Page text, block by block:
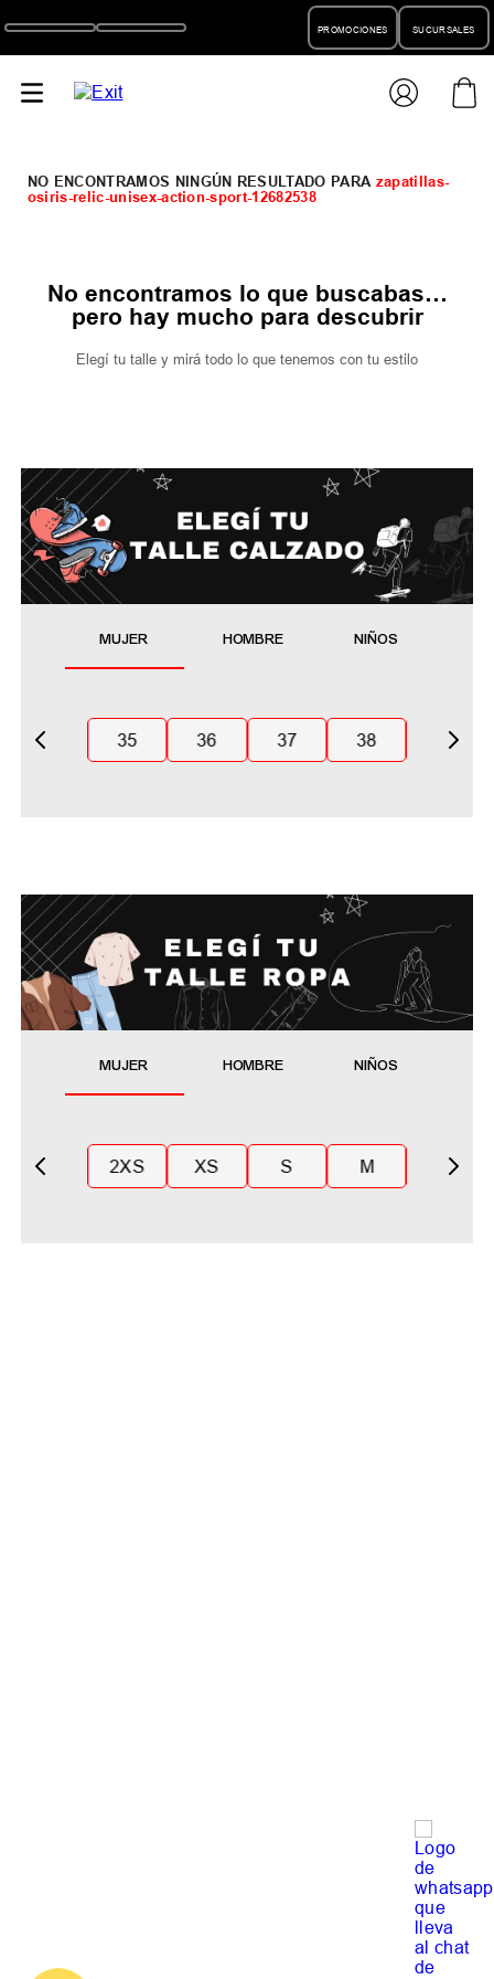
PROMOCIONES SUCURSALES
zapatillas-
osiris-relic-unisex-action-sport-12682538
No encontramos lo que buscabas…
pero hay mucho para descubrir
Elegí tu talle y mirá todo lo que tenemos con tu estilo
MUJER HOMBRE NIÑOS
35 36 37 38
MUJER HOMBRE NIÑOS
2XS XS S M